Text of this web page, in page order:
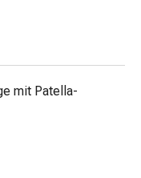
mit Patella-